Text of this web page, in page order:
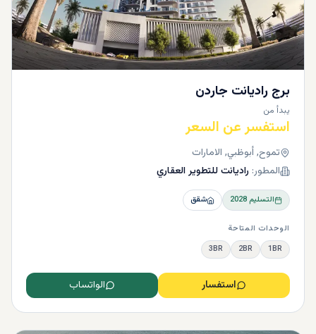
برج راديانت جاردن
يبدأ من
استفسر عن السعر
تموح, أبوظبي, الامارات
المطور: راديانت للتطوير العقاري
التسليم2028 شقق
الوحدات المتاحة
1BR
2BR
3BR
استفسار الواتساب